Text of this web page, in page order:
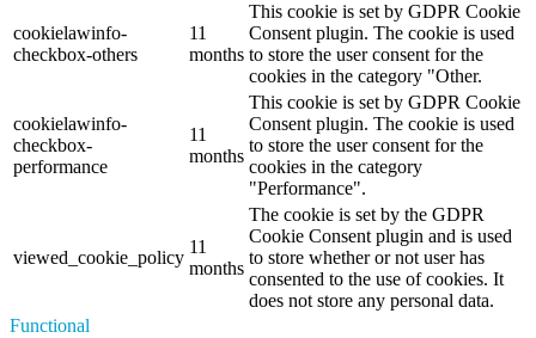
cookielawinfo-
checkbox-others
11
months
This cookie is set by GDPR Cookie
Consent plugin. The cookie is used
to store the user consent for the
cookies in the category "Other.
cookielawinfo-
checkbox-
performance
11
months
This cookie is set by GDPR Cookie
Consent plugin. The cookie is used
to store the user consent for the
cookies in the category
"Performance".
viewed_cookie_policy
11
months
The cookie is set by the GDPR
Cookie Consent plugin and is used
to store whether or not user has
consented to the use of cookies. It
does not store any personal data.
Functional